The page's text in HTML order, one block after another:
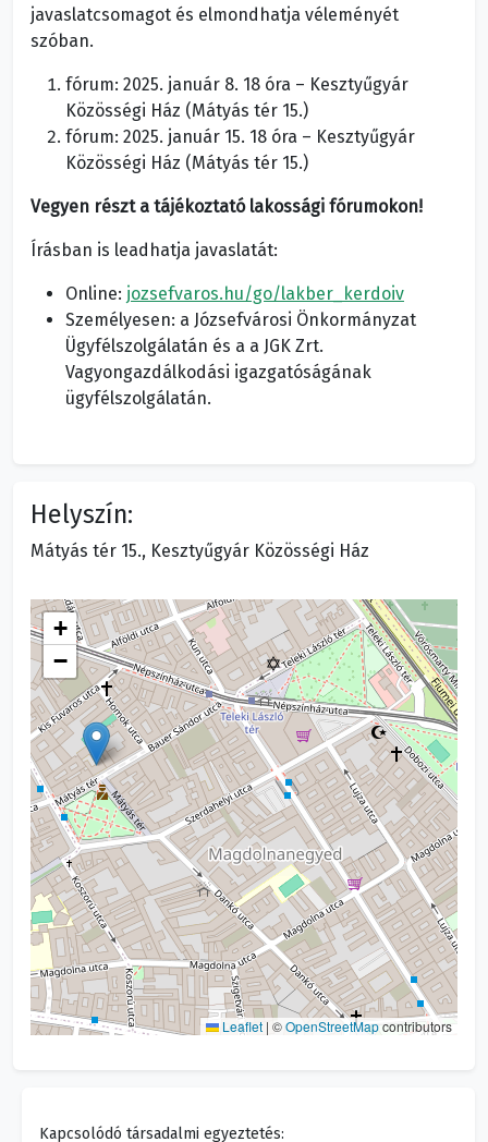
javaslatcsomagot és elmondhatja véleményét
szóban.
fórum: 2025. január 8. 18 óra – Kesztyűgyár
Közösségi Ház (Mátyás tér 15.)
fórum: 2025. január 15. 18 óra – Kesztyűgyár
Közösségi Ház (Mátyás tér 15.)
Vegyen részt a tájékoztató lakossági fórumokon!
Írásban is leadhatja javaslatát:
Online: jozsefvaros.hu/go/lakber_kerdoiv
Személyesen: a Józsefvárosi Önkormányzat
Ügyfélszolgálatán és a a JGK Zrt.
Vagyongazdálkodási igazgatóságának
ügyfélszolgálatán.
Helyszín:
Mátyás tér 15., Kesztyűgyár Közösségi Ház
+
−
Leaflet | ©OpenStreetMapcontributors
Kapcsolódó társadalmi egyeztetés: